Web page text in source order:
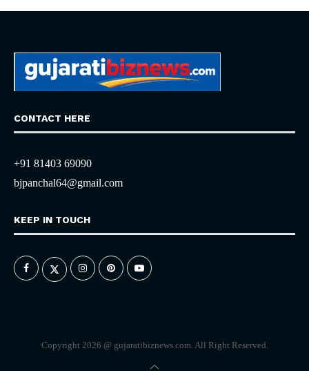
CONTACT HERE
+91 81403 69090
bjpanchal64@gmail.com
KEEP IN TOUCH
Copyright 2026 @ gujaratibiznews.com. All Right Reserved.